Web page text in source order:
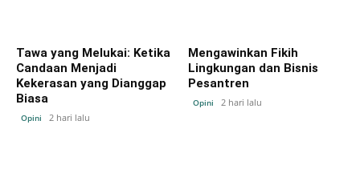
Tawa yang Melukai: Ketika
Candaan Menjadi
Kekerasan yang Dianggap
Biasa
Opini 2 hari lalu
Mengawinkan Fikih
Lingkungan dan Bisnis
Pesantren
Opini 2 hari lalu